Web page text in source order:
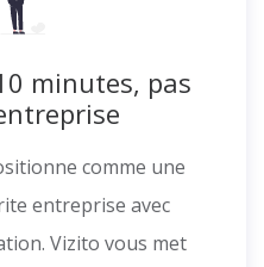
minutes, pas
comme une
entreprise avec
Vizito vous met